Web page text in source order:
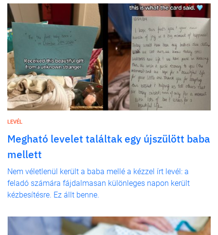
LEVÉL
Megható levelet találtak egy újszülött baba
mellett
Nem véletlenül került a baba mellé a kézzel írt levél: a
feladó számára fájdalmasan különleges napon került
kézbesítésre. Ez állt benne.